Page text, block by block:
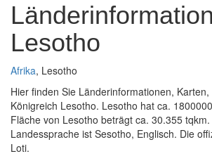
Lesotho
Afrika, Lesotho
Hier finden Sie Länderinformationen,
Königreich Lesotho. Lesotho hat ca.
Fläche von Lesotho beträgt ca. 30.355
Landessprache ist Sesotho, Englisch. Die
Loti.